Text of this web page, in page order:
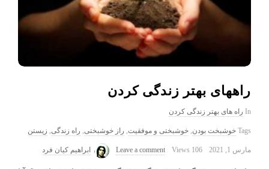
راههای بهتر زندگی کردن
In راه های بهتر زندگی کردن
Tags خوشبخت بودن, خوشبختی و موفقیت, راز خوشبختی, راه زندگی, زیستن
مارس 1, 2021 106 Views
Leave a comment ابراهیم کیان فرد